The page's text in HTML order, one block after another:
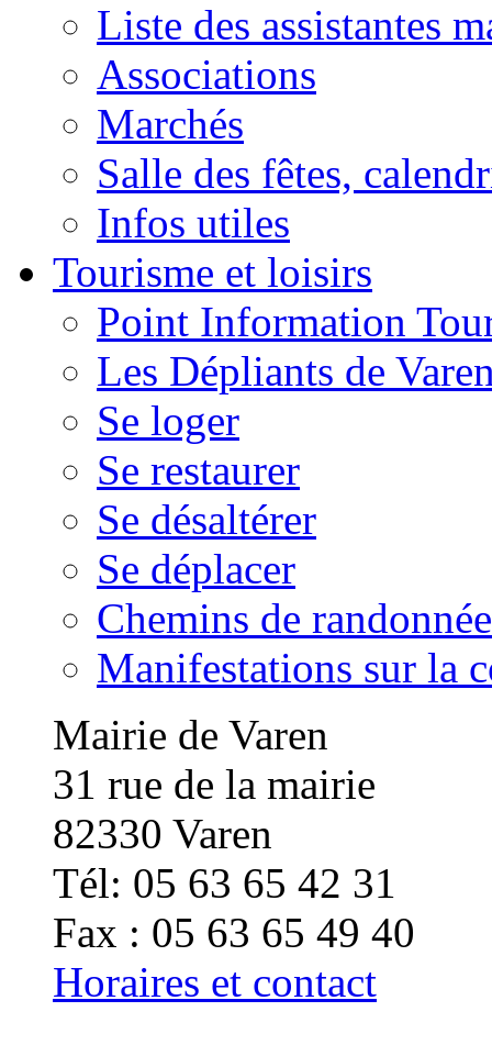
Liste des assistantes
Associations
Marchés
Salle des fêtes,
Infos utiles
Tourisme et loisirs
Point Information
Les Dépliants de
Se loger
Se restaurer
Se désaltérer
Se déplacer
Chemins de randonnée
Manifestations sur la
Mairie de Varen
31 rue de la mairie
82330 Varen
Tél: 05 63 65 42 31
Fax : 05 63 65 49 40
Horaires et contact